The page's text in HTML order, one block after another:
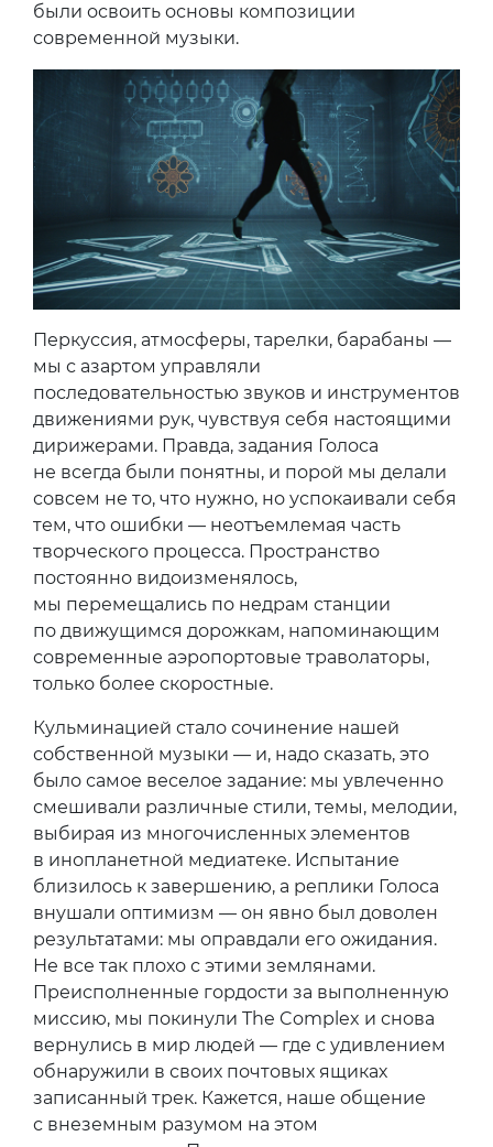
были освоить основы композиции
современной музыки.
Перкуссия, атмосферы, тарелки, барабаны —
мы с азартом управляли
последовательностью звуков и инструментов
движениями рук, чувствуя себя настоящими
дирижерами. Правда, задания Голоса
не всегда были понятны, и порой мы делали
совсем не то, что нужно, но успокаивали себя
тем, что ошибки — неотъемлемая часть
творческого процесса. Пространство
постоянно видоизменялось,
мы перемещались по недрам станции
по движущимся дорожкам, напоминающим
современные аэропортовые траволаторы,
только более скоростные.
Кульминацией стало сочинение нашей
собственной музыки — и, надо сказать, это
было самое веселое задание: мы увлеченно
смешивали различные стили, темы, мелодии,
выбирая из многочисленных элементов
в инопланетной медиатеке. Испытание
близилось к завершению, а реплики Голоса
внушали оптимизм — он явно был доволен
результатами: мы оправдали его ожидания.
Не все так плохо с этими землянами.
Преисполненные гордости за выполненную
миссию, мы покинули The Complex и снова
вернулись в мир людей — где с удивлением
обнаружили в своих почтовых ящиках
записанный трек. Кажется, наше общение
с внеземным разумом на этом